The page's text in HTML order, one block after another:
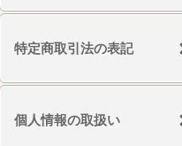
特定商取引法の表記
個人情報の取扱い